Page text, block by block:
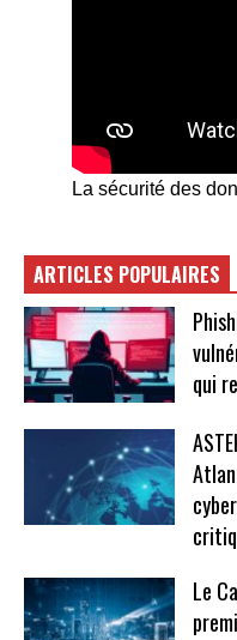
La sécurité des
ARTICLES POPULAIRES
qui
Le